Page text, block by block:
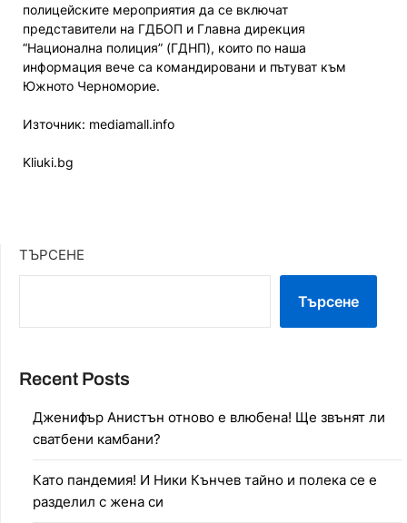
полицейските мероприятия да се включат
представители на ГДБОП и Главна дирекция
“Национална полиция” (ГДНП), които по наша
информация вече са командировани и пътуват към
Южното Черноморие.
Източник: mediamall.info
Kliuki.bg
ТЪРСЕНЕ
Търсене
Recent Posts
Дженифър Анистън отново е влюбена! Ще звънят ли
сватбени камбани?
Като пандемия! И Ники Кънчев тайно и полека се е
разделил с жена си